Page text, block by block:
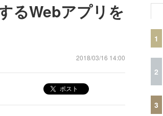
るWebアプリを
2018/03/16 14:00
ポスト
1
2
3